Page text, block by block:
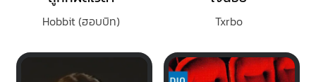
Hobbit (ฮอบบิท) Txrbo